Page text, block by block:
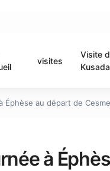
visites
Visite
Éphèse au départ de Cesme
à